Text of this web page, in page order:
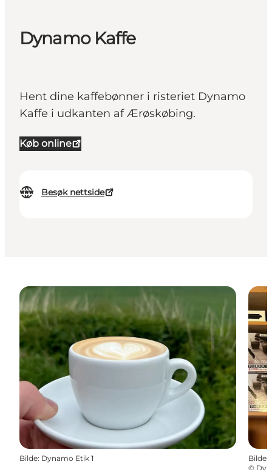
Dynamo Kaffe
Hent dine kaffebønner i risteriet Dynamo
Kaffe i udkanten af Ærøskøbing.
Køb online
Besøk nettside
Bilde: Dynamo Etik 1 Bilde:
©